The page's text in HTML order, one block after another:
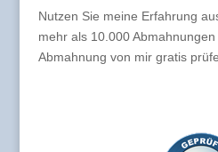
Nutzen Sie meine Erfahrung
mehr als 10.000
Abmahnung von mir gratis